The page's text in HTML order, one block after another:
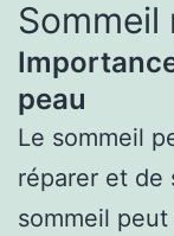
Sommeil
peau
Le sommeil
réparer et de
sommeil